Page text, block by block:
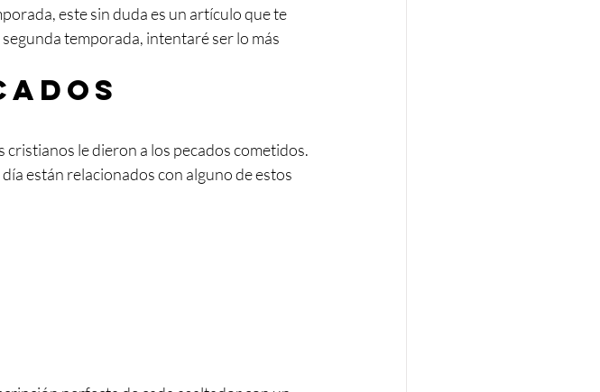
este sin duda es un artículo que te
temporada, intentaré ser lo más
le dieron a los pecados cometidos.
están relacionados con alguno de estos